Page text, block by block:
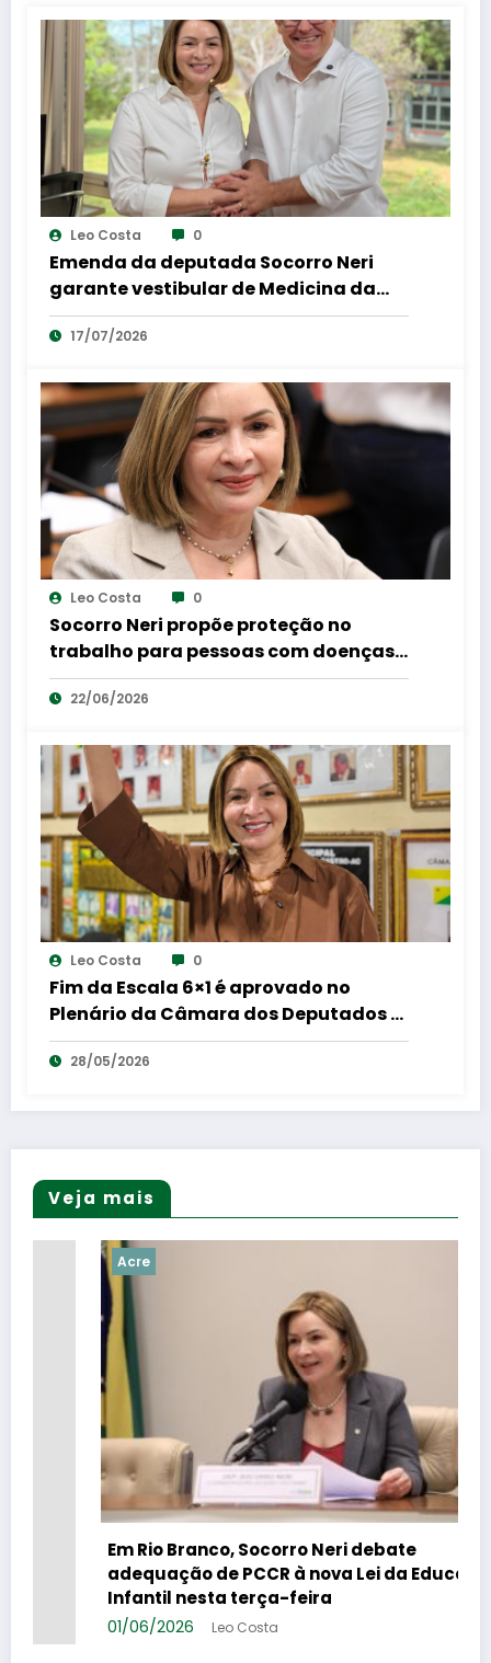
Leo Costa 0
Emenda da deputada Socorro Neri
garante vestibular de Medicina da
UFAC e amplia aplicação das provas
para nove municípios do Acre
17/07/2026
Leo Costa 0
Socorro Neri propõe proteção no
trabalho para pessoas com doenças
autoimunes ou crônicas, como lúpus e
fibromialgia.
22/06/2026
Leo Costa 0
Fim da Escala 6×1 é aprovado no
Plenário da Câmara dos Deputados e
Socorro Neri celebra: “mais dignidade
para o trabalhador brasileiro”
28/05/2026
Veja mais
Em Rio Branco, Socorro Neri debate
adequação de PCCR à nova Lei da Educação
Infantil nesta terça-feira
01/06/2026 Leo Costa